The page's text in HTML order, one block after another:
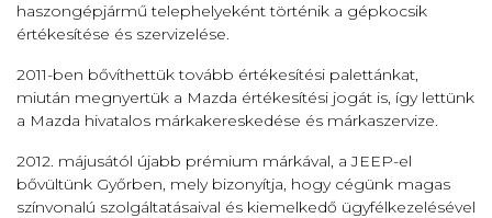
haszongépjármű telephelyeként történik a gépkocsik
értékesítése és szervizelése.
2011-ben bővíthettük tovább értékesítési palettánkat,
miután megnyertük a Mazda értékesítési jogát is, így lettünk
a Mazda hivatalos márkakereskedése és márkaszervize.
2012. májusától újabb prémium márkával, a JEEP-el
bővültünk Győrben, mely bizonyítja, hogy cégünk magas
színvonalú szolgáltatásaival és kiemelkedő ügyfélkezelésével